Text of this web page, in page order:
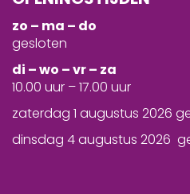
zo – ma – do
gesloten
di – wo – vr – za
10.00 uur – 17.00 uur
zaterdag 1 augustus 2026
dinsdag 4 augustus 2026